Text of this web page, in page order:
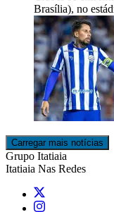
Brasília), no
Carregar mais notícias
Grupo Itatiaia
Itatiaia Nas Redes